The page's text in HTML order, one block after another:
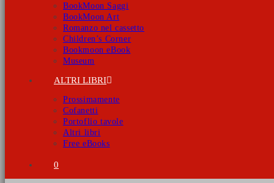
BookMoon Saggi
BookMoon Art
Romanzo nel cassetto
Children’s Corner
Bookmoon eBook
Museum
ALTRI LIBRI
Prossimamente
Cofanetti
Portoflio tavole
Altri libri
Free eBooks
0